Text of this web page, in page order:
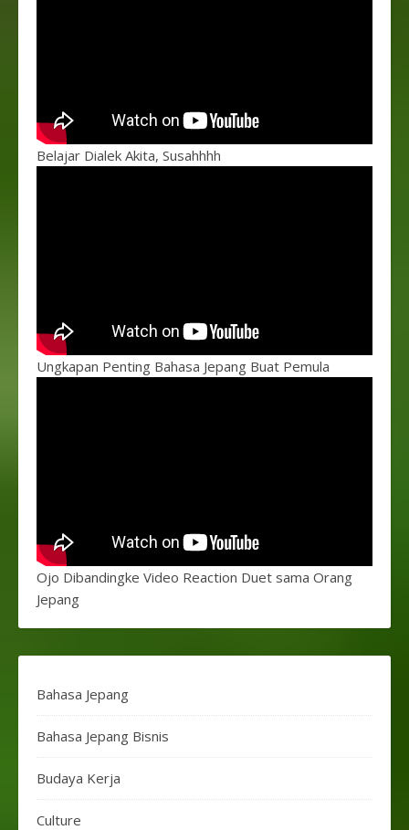
Belajar Dialek Akita, Susahhhh
Ungkapan Penting Bahasa Jepang Buat Pemula
Ojo Dibandingke Video Reaction Duet sama Orang
Jepang
Bahasa Jepang
Bahasa Jepang Bisnis
Budaya Kerja
Culture